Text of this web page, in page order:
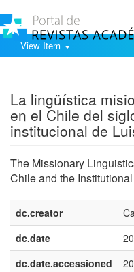
View Item
La lingüística
en el Chile del
institucional de
The Missionary
Chile and the
dc.creator
dc.date
dc.date.accessioned